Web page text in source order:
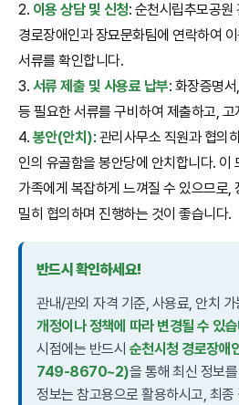
2. 이용 상담 및 신청: 순천시립추모공원
경로장애인과 장묘문화팀에 연락하여
서류를 확인합니다.
3. 서류 제출 및 사용료 납부: 화장증명
등 필요한 서류를 구비하여 제출하고,
4. 봉안(안치): 관리사무소 직원과 협의
인의 유골함을 봉안당에 안치합니다. 이
가족에게 복잡하게 느껴질 수 있으므로,
밀히 협의하며 진행하는 것이 좋습니다.
반드시 확인하세요!
관내/관외 자격 기준, 사용료, 안치
개정이나 정책에 따라 변경될 수 있
시점에는 반드시 순천시청 경로장
749-8670~2)을 통해 최신 정보
정보는 참고용으로 활용하시고, 최